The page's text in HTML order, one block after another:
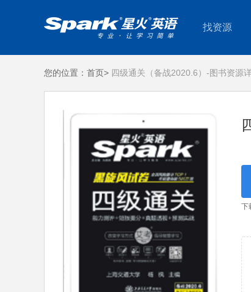
找资源
您的位置： 首页> 四级通关（备战2020.6）-图书资源
下